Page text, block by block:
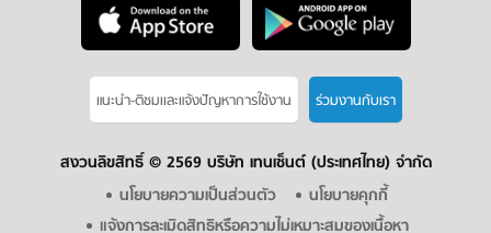
แนะนำ-ติชมเเละแจ้งปัญหาการใช้งาน ร่วมงานกับเรา
สงวนลิขสิทธิ์ © 2569 บริษัท เทนเซ็นต์ (ประเทศไทย) จำกัด
นโยบายความเป็นส่วนตัว
นโยบายคุกกี้
แจ้งการละเมิดสิทธิหรือความไม่เหมาะสมของเนื้อหา